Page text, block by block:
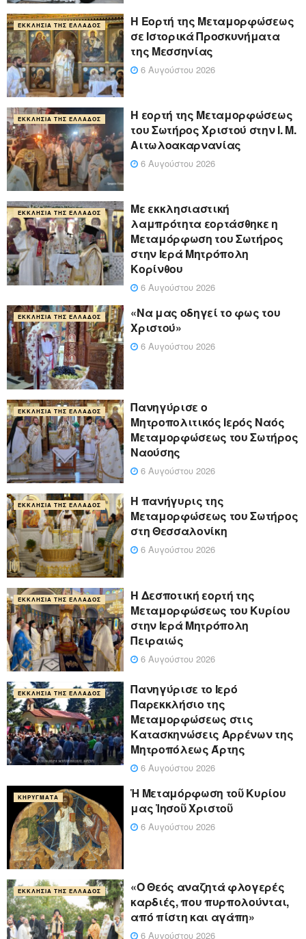
ΕΚΚΛΗΣΊΑ ΤΗΣ ΕΛΛΆΔΟΣ
Η Εορτή της Μεταμορφώσεως
σε Ιστορικά Προσκυνήματα
της Μεσσηνίας
6 Αυγούστου 2026
ΕΚΚΛΗΣΊΑ ΤΗΣ ΕΛΛΆΔΟΣ
Η εορτή της Μεταμορφώσεως
του Σωτήρος Χριστού στην Ι. Μ.
Αιτωλοακαρνανίας
6 Αυγούστου 2026
ΕΚΚΛΗΣΊΑ ΤΗΣ ΕΛΛΆΔΟΣ
Με εκκλησιαστική
λαμπρότητα εορτάσθηκε η
Μεταμόρφωση του Σωτήρος
στην Ιερά Μητρόπολη
Κορίνθου
6 Αυγούστου 2026
ΕΚΚΛΗΣΊΑ ΤΗΣ ΕΛΛΆΔΟΣ
«Να μας οδηγεί το φως του
Χριστού»
6 Αυγούστου 2026
ΕΚΚΛΗΣΊΑ ΤΗΣ ΕΛΛΆΔΟΣ
Πανηγύρισε ο
Μητροπολιτικός Ιερός Ναός
Μεταμορφώσεως του Σωτήρος
Ναούσης
6 Αυγούστου 2026
ΕΚΚΛΗΣΊΑ ΤΗΣ ΕΛΛΆΔΟΣ
Η πανήγυρις της
Μεταμορφώσεως του Σωτήρος
στη Θεσσαλονίκη
6 Αυγούστου 2026
ΕΚΚΛΗΣΊΑ ΤΗΣ ΕΛΛΆΔΟΣ
Η Δεσποτική εορτή της
Μεταμορφώσεως του Κυρίου
στην Ιερά Μητρόπολη
Πειραιώς
6 Αυγούστου 2026
ΕΚΚΛΗΣΊΑ ΤΗΣ ΕΛΛΆΔΟΣ
Πανηγύρισε το Ιερό
Παρεκκλήσιο της
Μεταμορφώσεως στις
Κατασκηνώσεις Αρρένων της
Μητροπόλεως Άρτης
6 Αυγούστου 2026
ΚΗΡΎΓΜΑΤΑ
Ἡ Μεταμόρφωση τοῦ Κυρίου
μας Ἰησοῦ Χριστοῦ
6 Αυγούστου 2026
ΕΚΚΛΗΣΊΑ ΤΗΣ ΕΛΛΆΔΟΣ
«Ο Θεός αναζητά φλογερές
καρδιές, που πυρπολούνται,
από πίστη και αγάπη»
6 Αυγούστου 2026